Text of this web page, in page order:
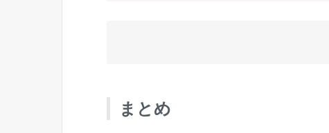
まとめ